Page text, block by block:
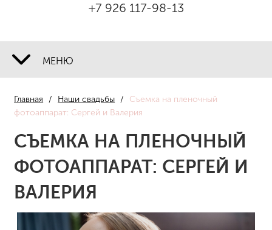
+7 926 117-98-13
МЕНЮ
О НАС
НАШИ СВАДЬБЫ
УСЛУГИ
ЦЕНЫ
СПЕЦПРЕДЛОЖЕНИЯ
Главная / Наши свадьбы /
Съемка на пленочный
фотоаппарат: Сергей и Валерия
СЪЕМКА НА ПЛЕНОЧНЫЙ
ФОТОАППАРАТ: СЕРГЕЙ И
ВАЛЕРИЯ